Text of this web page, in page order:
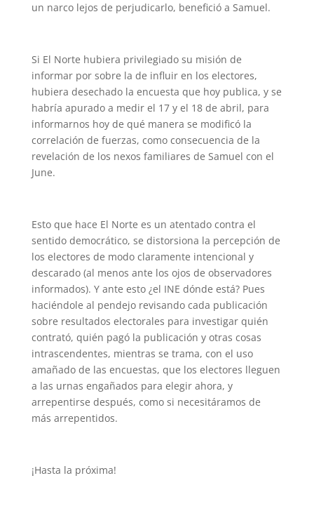
un narco lejos de perjudicarlo, benefició a Samuel.
Si El Norte hubiera privilegiado su misión de
informar por sobre la de influir en los electores,
hubiera desechado la encuesta que hoy publica, y se
habría apurado a medir el 17 y el 18 de abril, para
informarnos hoy de qué manera se modificó la
correlación de fuerzas, como consecuencia de la
revelación de los nexos familiares de Samuel con el
June.
Esto que hace El Norte es un atentado contra el
sentido democrático, se distorsiona la percepción de
los electores de modo claramente intencional y
descarado (al menos ante los ojos de observadores
informados). Y ante esto ¿el INE dónde está? Pues
haciéndole al pendejo revisando cada publicación
sobre resultados electorales para investigar quién
contrató, quién pagó la publicación y otras cosas
intrascendentes, mientras se trama, con el uso
amañado de las encuestas, que los electores lleguen
a las urnas engañados para elegir ahora, y
arrepentirse después, como si necesitáramos de
más arrepentidos.
¡Hasta la próxima!